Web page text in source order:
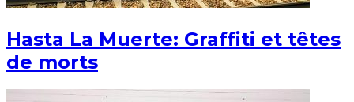
Hasta La Muerte: Graffiti et têtes
de morts